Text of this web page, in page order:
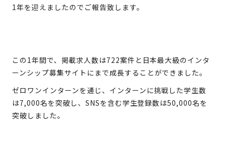
1年を迎えましたのでご報告致します。
この1年間で、掲載求人数は722案件と日本最大級のインタ
ーンシップ募集サイトにまで成長することができました。
ゼロワンインターンを通じ、インターンに挑戦した学生数
は7,000名を突破し、SNSを含む学生登録数は50,000名を
突破しました。